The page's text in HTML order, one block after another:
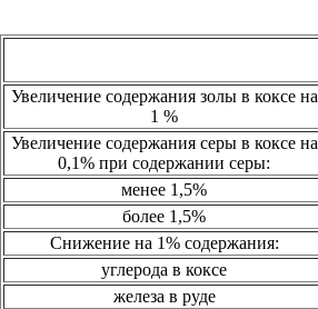
Увеличение содержания золы в коксе на
1 %
Увеличение содержания серы в коксе на
0,1% при содержании серы:
менее 1,5%
более 1,5%
Снижение на 1% содержания:
углерода в коксе
железа в руде